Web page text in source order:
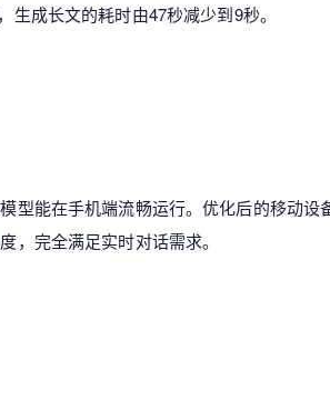
成长文的耗时由47秒减少到9秒。
型能在手机端流畅运行。优化后的移动设
，完全满足实时对话需求。